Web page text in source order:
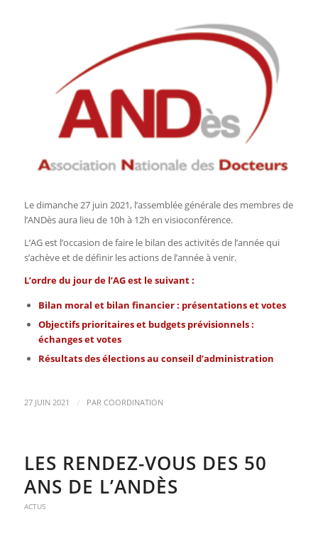
Ledimanche 27 juin 2021, l’assemblée générale des membres de
l’ANDès aura lieu de 10h à 12h en visioconférence.
L’AG est l’occasion de faire le bilan des activités de l’année qui
s’achève et de définir les actions de l’année à venir.
L’ordre du jour de l’AG est le suivant :
Bilan moral et bilan financier : présentations et votes
Objectifs prioritaires et budgets prévisionnels :
échanges et votes
Résultats des élections au conseil d’administration
27 JUIN 2021 / PAR COORDINATION
LES RENDEZ-VOUS DES 50
ANS DE L’ANDÈS
ACTUS